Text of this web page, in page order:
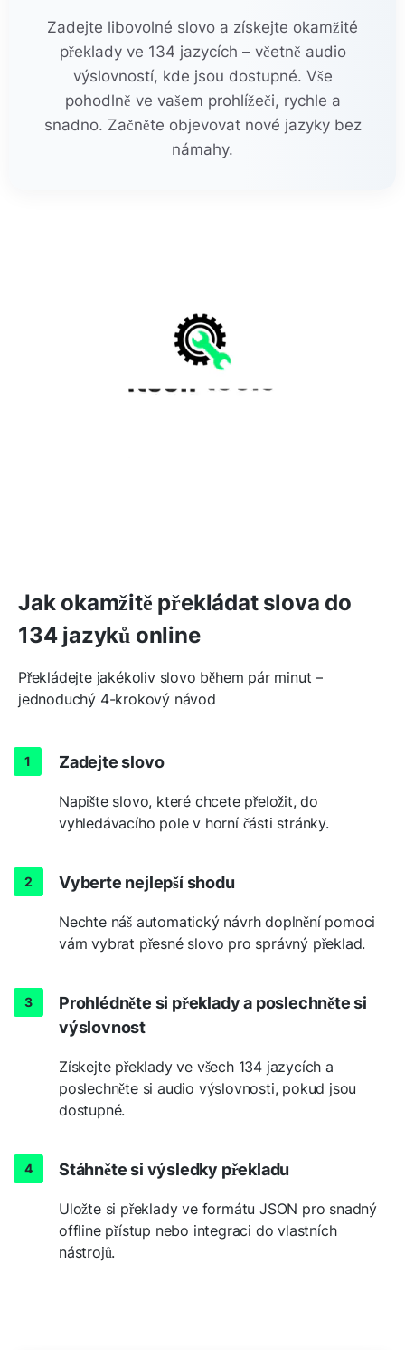
Zadejte libovolné slovo a získejte okamžité
překlady ve 134 jazycích – včetně audio
výslovností, kde jsou dostupné. Vše
pohodlně ve vašem prohlížeči, rychle a
snadno. Začněte objevovat nové jazyky bez
námahy.
Jak okamžitě překládat slova do
134 jazyků online
Překládejte jakékoliv slovo během pár minut –
jednoduchý 4-krokový návod
Zadejte slovo
Napište slovo, které chcete přeložit, do
vyhledávacího pole v horní části stránky.
Vyberte nejlepší shodu
Nechte náš automatický návrh doplnění pomoci
vám vybrat přesné slovo pro správný překlad.
Prohlédněte si překlady a poslechněte si
výslovnost
Získejte překlady ve všech 134 jazycích a
poslechněte si audio výslovnosti, pokud jsou
dostupné.
Stáhněte si výsledky překladu
Uložte si překlady ve formátu JSON pro snadný
offline přístup nebo integraci do vlastních
nástrojů.